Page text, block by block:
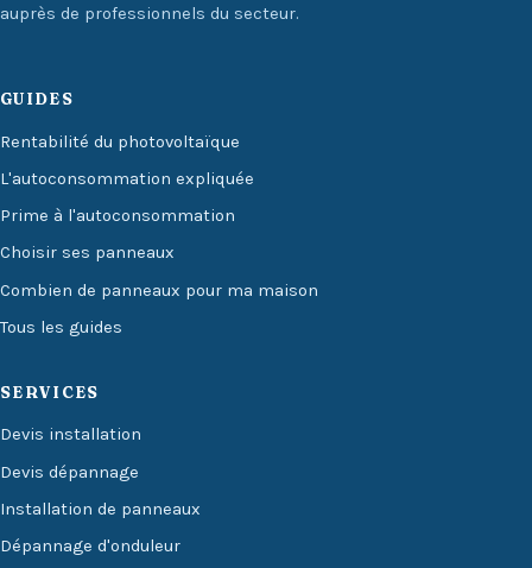
auprès de professionnels du secteur.
GUIDES
Rentabilité du photovoltaïque
L'autoconsommation expliquée
Prime à l'autoconsommation
Choisir ses panneaux
Combien de panneaux pour ma maison
Tous les guides
SERVICES
Devis installation
Devis dépannage
Installation de panneaux
Dépannage d'onduleur